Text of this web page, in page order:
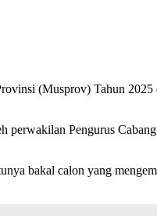
(Musprov) Tahun
Pengurus
bakal calon yang